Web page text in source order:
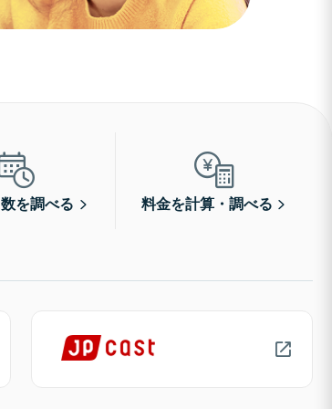
を調べる 料金を計算・調べる